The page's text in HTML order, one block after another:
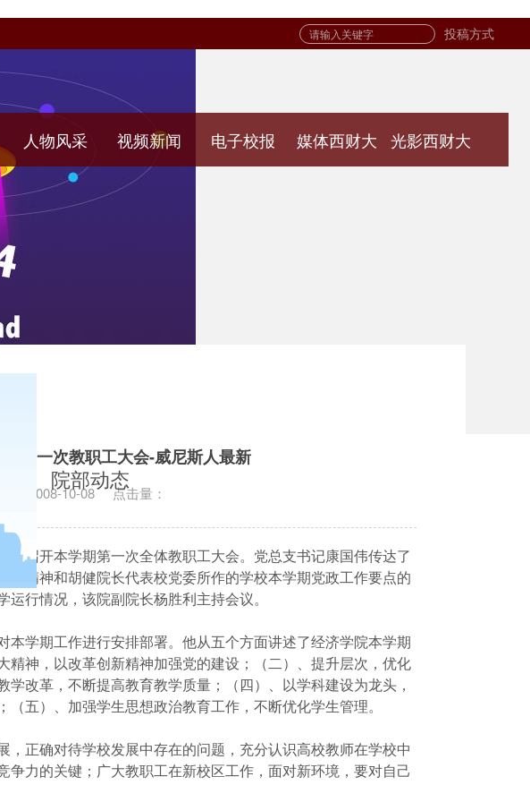
投稿方式
人物风采 视频新闻 电子校报 媒体西财大 光影西财大
院部动态
期第一次教职工大会-威尼斯人最新
期：2008-10-08 点击量：
楼召开本学期第一次全体教职工大会。党总支书记康国伟传达了
话精神和胡健院长代表校党委所作的学校本学期党政工作要点的
行情况，该院副院长杨胜利主持会议。
本学期工作进行安排部署。他从五个方面讲述了经济学院本学期
精神，以改革创新精神加强党的建设；（二）、提升层次，优化
改革，不断提高教育教学质量；（四）、以学科建设为龙头，
五）、加强学生思想政治教育工作，不断优化学生管理。
，正确对待学校发展中存在的问题，充分认识高校教师在学校中
争力的关键；广大教职工在新校区工作，面对新环境，要对自己